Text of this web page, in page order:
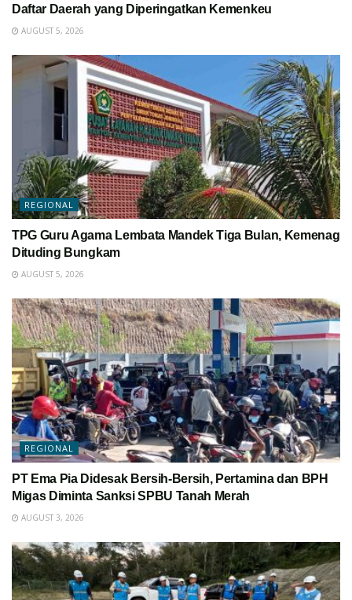
Daftar Daerah yang Diperingatkan Kemenkeu
AUGUST 5, 2026
REGIONAL
TPG Guru Agama Lembata Mandek Tiga Bulan, Kemenag
Dituding Bungkam
AUGUST 5, 2026
REGIONAL
PT Ema Pia Didesak Bersih-Bersih, Pertamina dan BPH
Migas Diminta Sanksi SPBU Tanah Merah
AUGUST 3, 2026